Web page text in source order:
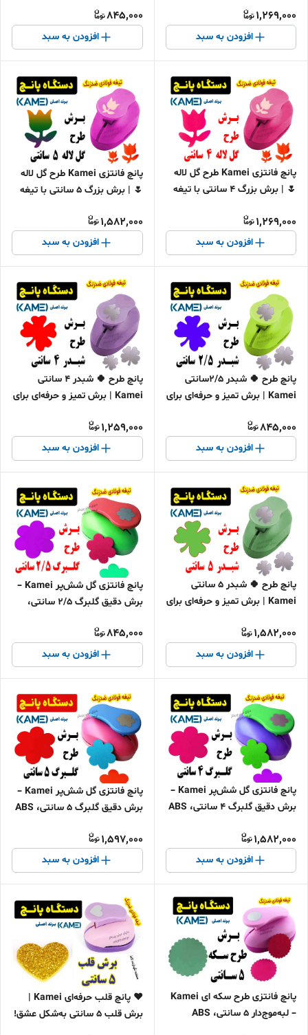
1,269,000
افزودن به سبد
845,000
افزودن به سبد
پانچ فانتزی Kamei طرح گل لاله
🌷 | برش بزرگ 4 سانتی با تیغه
1,269,000
افزودن به سبد
پانچ فانتزی Kamei طرح گل لاله
🌷 | برش بزرگ ۵ سانتی با تیغه
1,582,000
افزودن به سبد
پانچ طرح 🍀 شبدر 2/5سانتی
Kamei | برش تمیز و حرفه‌ای برای
845,000
افزودن به سبد
پانچ طرح 🍀 شبدر 4 سانتی
Kamei | برش تمیز و حرفه‌ای برای
1,259,000
افزودن به سبد
پانچ طرح 🍀 شبدر ۵ سانتی
Kamei | برش تمیز و حرفه‌ای برای
1,582,000
افزودن به سبد
پانچ فانتزی گل شش‌پر Kamei –
برش دقیق گلبرگ 2/5 سانتی،
845,000
افزودن به سبد
پانچ فانتزی گل شش‌پر Kamei –
برش دقیق گلبرگ 4 سانتی، ABS
1,582,000
افزودن به سبد
پانچ فانتزی گل شش‌پر Kamei –
برش دقیق گلبرگ ۵ سانتی، ABS
1,597,000
افزودن به سبد
پانچ فانتزی طرح سکه ای Kamei
– لبه‌موج‌دار 5 سانتی، ABS
❤️ پانچ قلب حرفه‌ای Kamei |
برش‌ قلب 5 سانتی به‌شکل عشق!